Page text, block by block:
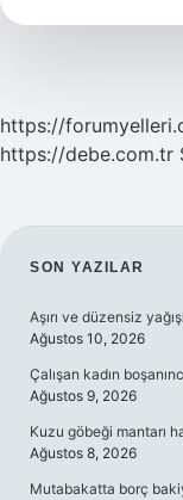
https://
https://debe.com.tr
SON YAZILAR
Aşırı ve düzensiz
Ağustos 10, 2026
Çalışan kadın
Ağustos 9, 2026
Kuzu göbeği mantarı
Ağustos 8, 2026
Mutabakatta borç